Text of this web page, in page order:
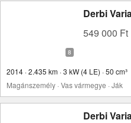
Derbi
549 000 Ft
2014 · 2.435 km · 3 kW (4 LE) · 50 cm³
Magánszemély · Vas vármegye · Ják
Derbi